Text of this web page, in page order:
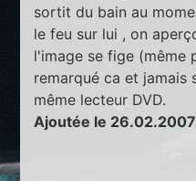
sortit du bain au
le feu sur lui , on
l'image se fige (même
remarqué ca et jamais
même lecteur DVD.
Ajoutée le 26.02.2007